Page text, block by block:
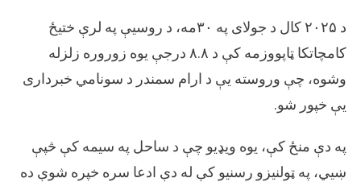
توګه
شریکه
شوه.
د ۲۰۲۵ کال د جولای په ۳۰مه، د روسیې په لرې ختیځ
کامچاتکا ټاپووزمه کې د ۸.۸ درجې یوه زوروره زلزله
وشوه، چې وروسته يې د ارام سمندر د سونامي خبرداری
یې خپور شو.
په دې منځ کې، یوه ویډیو چې د ساحل په سیمه کې څپې
ښیي، په ټولنیزو رسنیو کې له دې ادعا سره خپره شوې ده